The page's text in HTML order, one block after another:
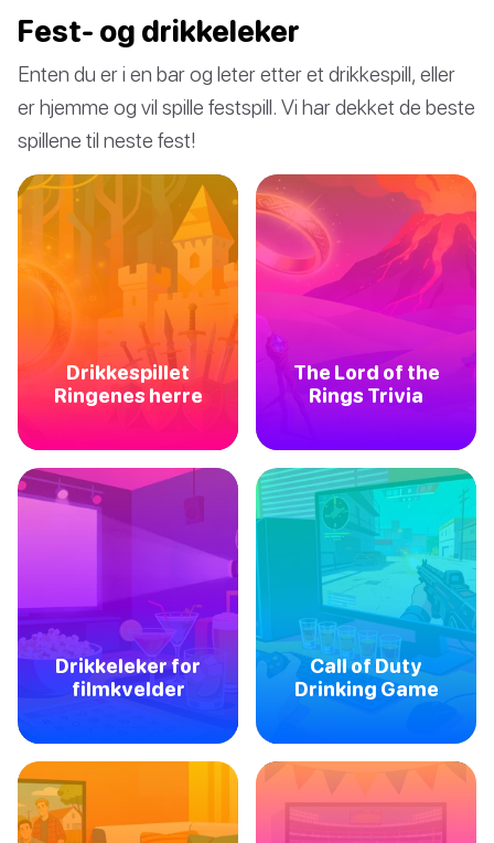
Fest- og drikkeleker
Enten du er i en bar og leter etter et drikkespill, eller
er hjemme og vil spille festspill. Vi har dekket de beste
spillene til neste fest!
Drikkespillet
Ringenes herre
The Lord of the
Rings Trivia
Drikkeleker for
filmkvelder
Call of Duty
Drinking Game